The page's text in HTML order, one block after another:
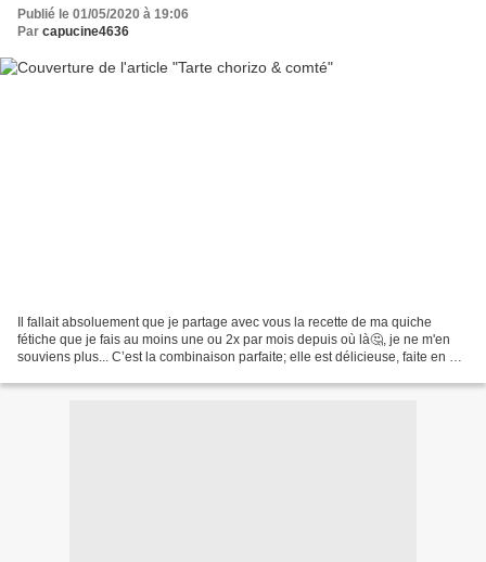
Publié le 01/05/2020 à 19:06
Par capucine4636
Il fallait absoluement que je partage avec vous la recette de ma quiche
fétiche que je fais au moins une ou 2x par mois depuis où là🤔, je ne m'en
souviens plus... C’est la combinaison parfaite; elle est délicieuse, faite en un